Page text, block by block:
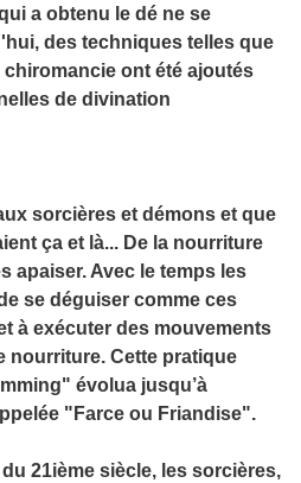
a obtenu le dé ne se
des techniques telles que
chiromancie ont été ajoutés
de divination
sorcières et démons et que
ça et là... De la nourriture
apaiser. Avec le temps les
se déguiser comme ces
à exécuter des mouvements
nourriture. Cette pratique
évolua jusqu’à
"Farce ou Friandise".
21ième siècle, les sorcières,